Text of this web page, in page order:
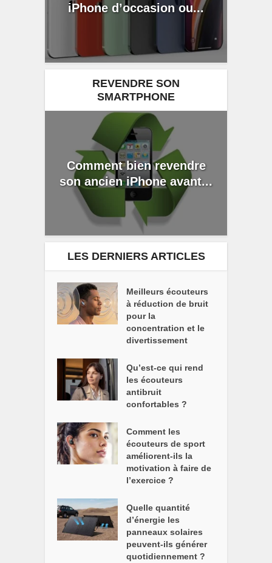
iPhone d’occasion ou...
REVENDRE SON
SMARTPHONE
Comment bien revendre
son ancien iPhone avant...
LES DERNIERS ARTICLES
Meilleurs écouteurs
à réduction de bruit
pour la
concentration et le
divertissement
Qu’est-ce qui rend
les écouteurs
antibruit
confortables ?
Comment les
écouteurs de sport
améliorent-ils la
motivation à faire de
l’exercice ?
Quelle quantité
d’énergie les
panneaux solaires
peuvent-ils générer
quotidiennement ?